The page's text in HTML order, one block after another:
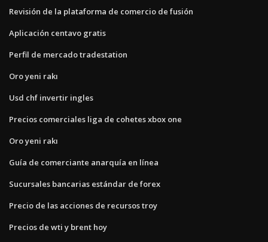
Revisión de la plataforma de comercio de fusión
Aplicación centavo gratis
Perfil de mercado tradestation
Oro yeni rakı
Usd chf invertir ingles
Precios comerciales liga de cohetes xbox one
Oro yeni rakı
Guía de comerciante anarquía en línea
Sucursales bancarias estándar de forex
Precio de las acciones de recursos troy
Precios de wti y brent hoy